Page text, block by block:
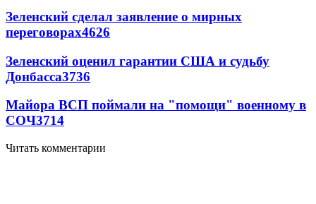
Зеленский сделал заявление о мирных
переговорах4626
Зеленский оценил гарантии США и судьбу
Донбасса3736
Майора ВСП поймали на "помощи" военному в
СОЧ3714
Читать комментарии